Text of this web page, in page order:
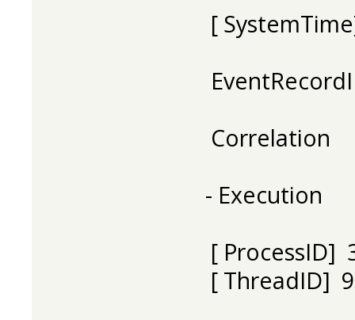
[
Correlation
- Execution
[ ProcessID]
[ ThreadID]